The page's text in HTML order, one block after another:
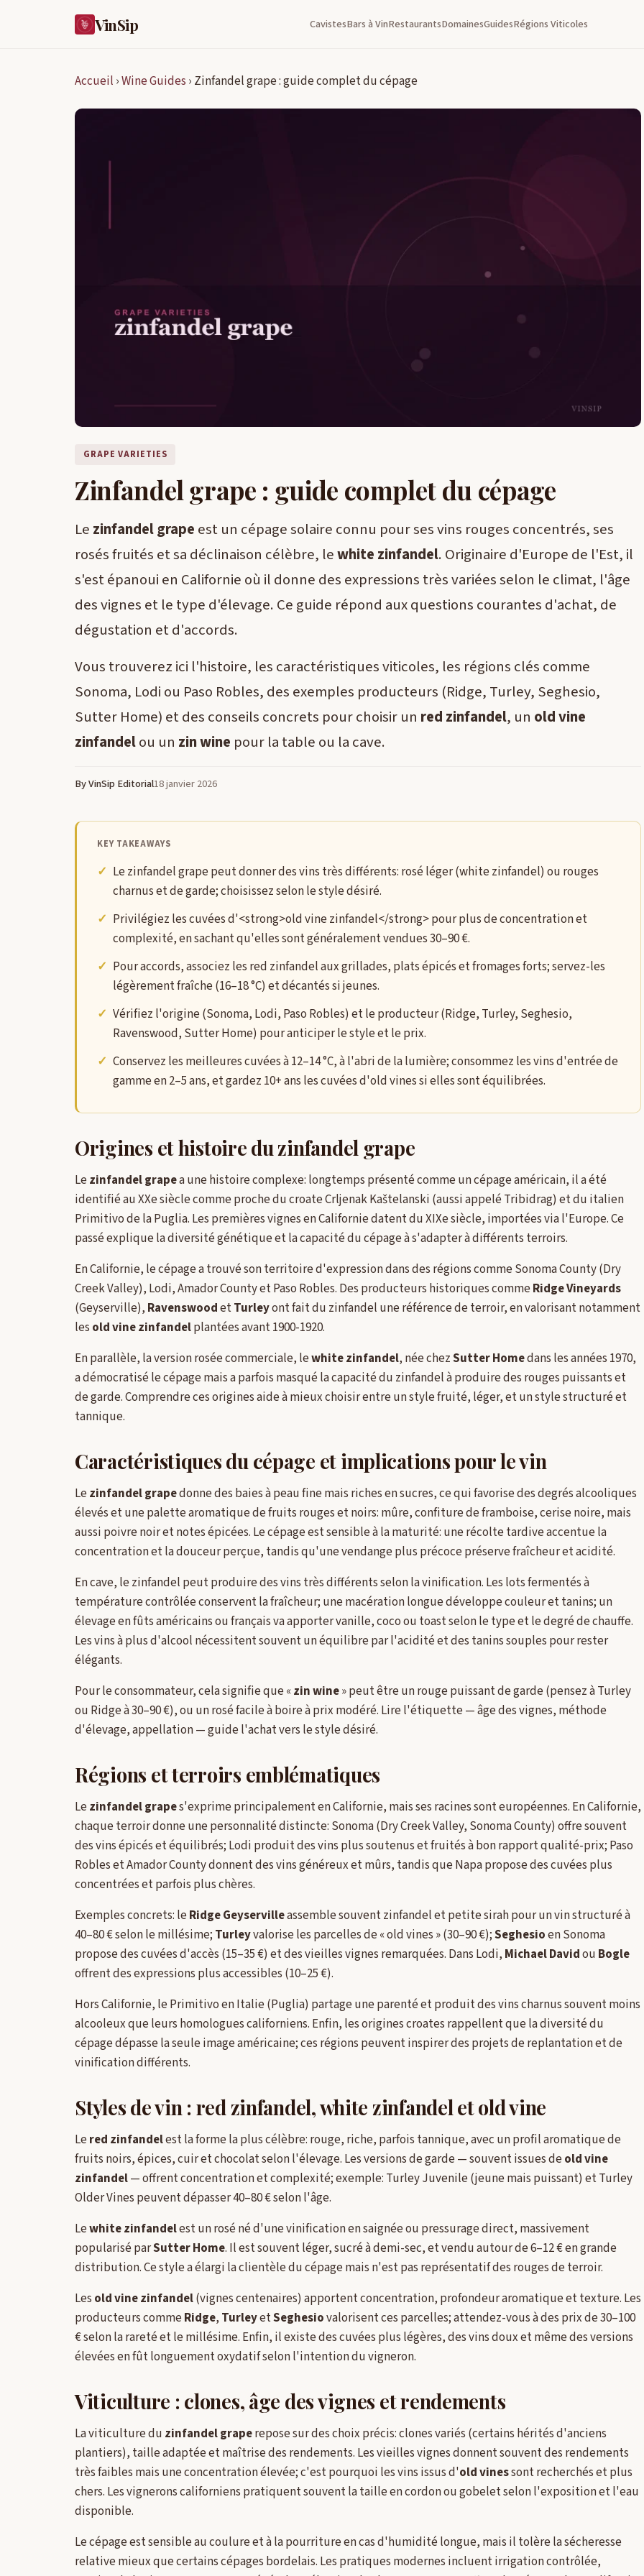
VinSip CavistesBars à VinRestaurantsDomainesGuidesRégions Viticoles
Accueil ›Wine Guides › Zinfandel grape : guide complet du cépage
GRAPE VARIETIES
Zinfandel grape : guide complet du cépage
Le zinfandel grape est un cépage solaire connu pour ses vins rouges concentrés, ses
rosés fruités et sa déclinaison célèbre, lewhite zinfandel. Originaire d'Europe de l'Est, il
s'est épanoui en Californie où il donne des expressions très variées selon le climat, l'âge
des vignes et le type d'élevage. Ce guide répond aux questions courantes d'achat, de
dégustation et d'accords.
Vous trouverez ici l'histoire, les caractéristiques viticoles, les régions clés comme
Sonoma, Lodi ou Paso Robles, des exemples producteurs (Ridge, Turley, Seghesio,
Sutter Home) et des conseils concrets pour choisir un red zinfandel, un old vine
zinfandelou un zin wine pour la table ou la cave.
By VinSip Editorial18 janvier 2026
KEY TAKEAWAYS
Le zinfandel grape peut donner des vins très différents: rosé léger (white zinfandel) ou rouges
charnus et de garde; choisissez selon le style désiré.
Privilégiez les cuvées d'<strong>old vine zinfandel</strong> pour plus de concentration et
complexité, en sachant qu'elles sont généralement vendues 30–90 €.
Pour accords, associez les red zinfandel aux grillades, plats épicés et fromages forts; servez-les
légèrement fraîche (16–18 °C) et décantés si jeunes.
Vérifiez l'origine (Sonoma, Lodi, Paso Robles) et le producteur (Ridge, Turley, Seghesio,
Ravenswood, Sutter Home) pour anticiper le style et le prix.
Conservez les meilleures cuvées à 12–14 °C, à l'abri de la lumière; consommez les vins d'entrée de
gamme en 2–5 ans, et gardez 10+ ans les cuvées d'old vines si elles sont équilibrées.
Origines et histoire du zinfandel grape
Lezinfandel grapea une histoire complexe: longtemps présenté comme un cépage américain, il a été
identifié au XXe siècle comme proche du croate Crljenak Kaštelanski (aussi appelé Tribidrag) et du italien
Primitivo de la Puglia. Les premières vignes en Californie datent du XIXe siècle, importées via l'Europe. Ce
passé explique la diversité génétique et la capacité du cépage à s'adapter à différents terroirs.
En Californie, le cépage a trouvé son territoire d'expression dans des régions comme Sonoma County (Dry
Creek Valley), Lodi, Amador County et Paso Robles. Des producteurs historiques commeRidge Vineyards
(Geyserville), RavenswoodetTurleyont fait du zinfandel une référence de terroir, en valorisant notamment
les old vine zinfandelplantées avant 1900-1920.
En parallèle, la version rosée commerciale, lewhite zinfandel, née chezSutter Homedans les années 1970,
a démocratisé le cépage mais a parfois masqué la capacité du zinfandel à produire des rouges puissants et
de garde. Comprendre ces origines aide à mieux choisir entre un style fruité, léger, et un style structuré et
tannique.
Caractéristiques du cépage et implications pour le vin
Lezinfandel grapedonne des baies à peau fine mais riches en sucres, ce qui favorise des degrés alcooliques
élevés et une palette aromatique de fruits rouges et noirs: mûre, confiture de framboise, cerise noire, mais
aussi poivre noir et notes épicées. Le cépage est sensible à la maturité: une récolte tardive accentue la
concentration et la douceur perçue, tandis qu'une vendange plus précoce préserve fraîcheur et acidité.
En cave, le zinfandel peut produire des vins très différents selon la vinification. Les lots fermentés à
température contrôlée conservent la fraîcheur; une macération longue développe couleur et tanins; un
élevage en fûts américains ou français va apporter vanille, coco ou toast selon le type et le degré de chauffe.
Les vins à plus d'alcool nécessitent souvent un équilibre par l'acidité et des tanins souples pour rester
élégants.
Pour le consommateur, cela signifie que «zin wine» peut être un rouge puissant de garde (pensez à Turley
ou Ridge à 30–90 €), ou un rosé facile à boire à prix modéré. Lire l'étiquette — âge des vignes, méthode
d'élevage, appellation — guide l'achat vers le style désiré.
Régions et terroirs emblématiques
Lezinfandel grapes'exprime principalement en Californie, mais ses racines sont européennes. En Californie,
chaque terroir donne une personnalité distincte: Sonoma (Dry Creek Valley, Sonoma County) offre souvent
des vins épicés et équilibrés; Lodi produit des vins plus soutenus et fruités à bon rapport qualité-prix; Paso
Robles et Amador County donnent des vins généreux et mûrs, tandis que Napa propose des cuvées plus
concentrées et parfois plus chères.
Exemples concrets: leRidge Geyservilleassemble souvent zinfandel et petite sirah pour un vin structuré à
40–80 € selon le millésime; Turleyvalorise les parcelles de « old vines » (30–90 €);Seghesioen Sonoma
propose des cuvées d'accès (15–35 €) et des vieilles vignes remarquées. Dans Lodi, Michael Davidou Bogle
offrent des expressions plus accessibles (10–25 €).
Hors Californie, le Primitivo en Italie (Puglia) partage une parenté et produit des vins charnus souvent moins
alcooleux que leurs homologues californiens. Enfin, les origines croates rappellent que la diversité du
cépage dépasse la seule image américaine; ces régions peuvent inspirer des projets de replantation et de
vinification différents.
Styles de vin : red zinfandel, white zinfandel et old vine
Lered zinfandelest la forme la plus célèbre: rouge, riche, parfois tannique, avec un profil aromatique de
fruits noirs, épices, cuir et chocolat selon l'élevage. Les versions de garde — souvent issues deold vine
zinfandel— offrent concentration et complexité; exemple: Turley Juvenile (jeune mais puissant) et Turley
Older Vines peuvent dépasser 40–80 € selon l'âge.
Lewhite zinfandelest un rosé né d'une vinification en saignée ou pressurage direct, massivement
popularisé parSutter Home. Il est souvent léger, sucré à demi-sec, et vendu autour de 6–12 € en grande
distribution. Ce style a élargi la clientèle du cépage mais n'est pas représentatif des rouges de terroir.
Les old vine zinfandel(vignes centenaires) apportent concentration, profondeur aromatique et texture. Les
producteurs commeRidge, TurleyetSeghesiovalorisent ces parcelles; attendez-vous à des prix de 30–100
€ selon la rareté et le millésime. Enfin, il existe des cuvées plus légères, des vins doux et même des versions
élevées en fût longuement oxydatif selon l'intention du vigneron.
Viticulture : clones, âge des vignes et rendements
La viticulture du zinfandel graperepose sur des choix précis: clones variés (certains hérités d'anciens
plantiers), taille adaptée et maîtrise des rendements. Les vieilles vignes donnent souvent des rendements
très faibles mais une concentration élevée; c'est pourquoi les vins issus d'old vinessont recherchés et plus
chers. Les vignerons californiens pratiquent souvent la taille en cordon ou gobelet selon l'exposition et l'eau
disponible.
Le cépage est sensible au coulure et à la pourriture en cas d'humidité longue, mais il tolère la sécheresse
relative mieux que certains cépages bordelais. Les pratiques modernes incluent irrigation contrôlée,